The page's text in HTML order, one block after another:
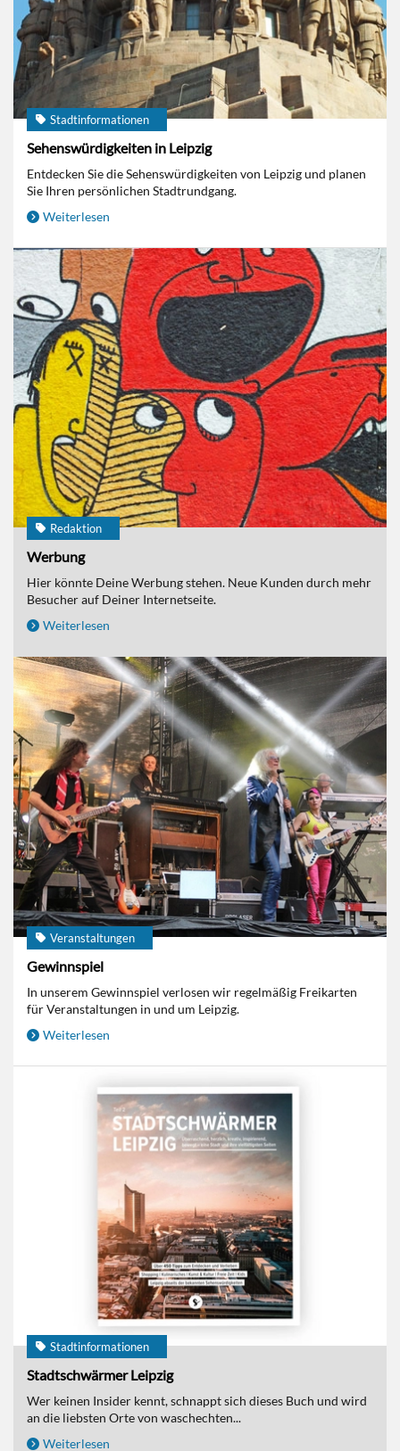
Stadtinformationen
Sehenswürdigkeiten in Leipzig
Entdecken Sie die Sehenswürdigkeiten von Leipzig und planen
Sie Ihren persönlichen Stadtrundgang.
Weiterlesen
Redaktion
Werbung
Hier könnte Deine Werbung stehen. Neue Kunden durch mehr
Besucher auf Deiner Internetseite.
Weiterlesen
Veranstaltungen
Gewinnspiel
In unserem Gewinnspiel verlosen wir regelmäßig Freikarten
für Veranstaltungen in und um Leipzig.
Weiterlesen
Stadtinformationen
Stadtschwärmer Leipzig
Wer keinen Insider kennt, schnappt sich dieses Buch und wird
an die liebsten Orte von waschechten...
Weiterlesen